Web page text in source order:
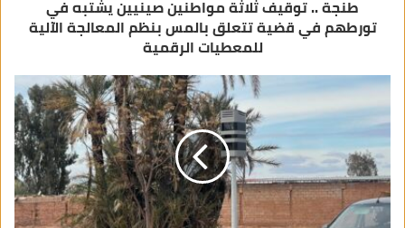
طنجة .. توقيف ثلاثة مواطنين صينيين يشتبه في
تورطهم في قضية تتعلق بالمس بنظم المعالجة الآلية
للمعطيات الرقمية